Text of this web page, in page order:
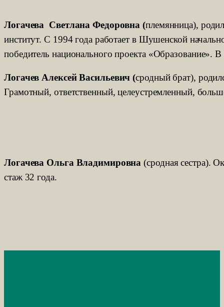
Логачева Светлана Федоровна (племянница),
институт. С 1994 года работает в Шушенской
победитель национального проекта
Логачев Алексей Васильевич (сродный брат),
Грамотный, ответственный, целеустремленный,
Логачева Ольга Владимировна (сродная сестра).
стаж 32 года.